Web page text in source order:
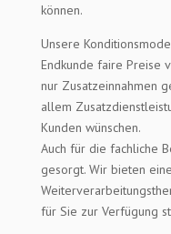
können.
Unsere
Endkunde faire Preise
nur Zusatzeinnahmen
allem
Kunden wünschen.
Auch für die fachliche
gesorgt. Wir bieten
für Sie zur Verfügung